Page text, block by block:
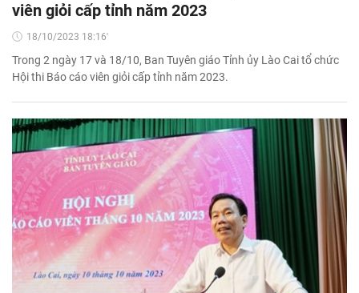
viên giỏi cấp tỉnh năm 2023
18/10/2023 18:16'
Trong 2 ngày 17 và 18/10, Ban Tuyên giáo Tỉnh ủy Lào Cai tổ chức
Hội thi Báo cáo viên giỏi cấp tỉnh năm 2023.